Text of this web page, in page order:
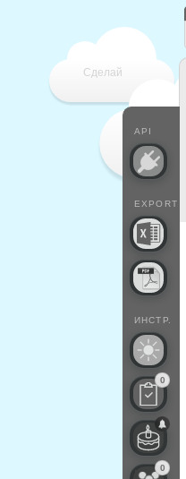
Сделай
API
EXPORT
ИНСТР.
0
0